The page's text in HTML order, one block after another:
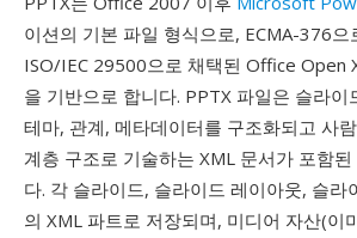
이션의 기본 파일 형식으로, ECMA-376으
ISO/IEC 29500으로 채택된 Office Open
을 기반으로 합니다. PPTX 파일은 슬라이
테마, 관계, 메타데이터를 구조화되고 사
계층 구조로 기술하는 XML 문서가 포함
다. 각 슬라이드, 슬라이드 레이아웃, 슬라
의 XML 파트로 저장되며, 미디어 자산(이